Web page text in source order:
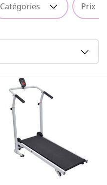
Catégories Prix